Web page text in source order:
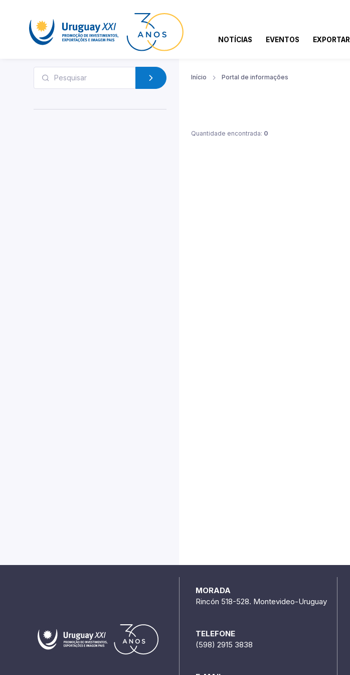
NOTÍCIAS EVENTOS EXPORTAR
Início Portal de informações
Quantidade encontrada: 0
MORADA
Rincón 518-528. Montevideo-Uruguay
TELEFONE
(598) 2915 3838